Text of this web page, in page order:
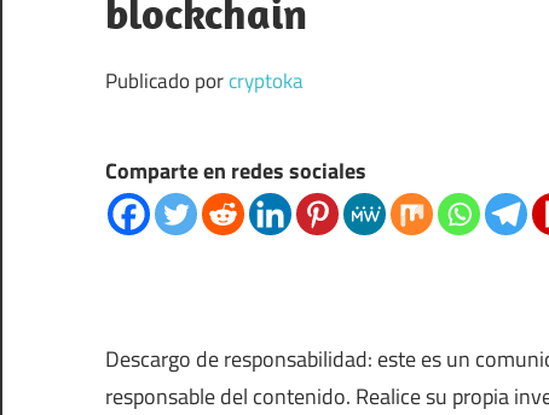
blockchain
Publicado porcryptoka
Comparte en redes sociales
Descargo de responsabilidad: este es un
responsable del contenido. Realice su propia